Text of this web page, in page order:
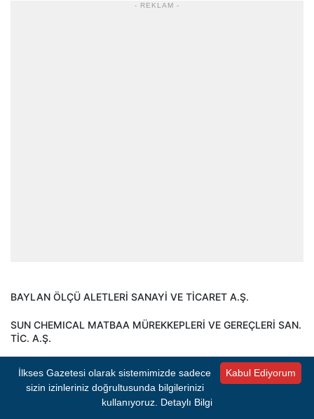
- REKLAM -
BAYLAN ÖLÇÜ ALETLERİ SANAYİ VE TİCARET A.Ş.
SUN CHEMICAL MATBAA MÜREKKEPLERİ VE GEREÇLERİ SAN.
TİC. A.Ş.
ALLIANCE ONE TÜTÜN A.Ş.
NİMEKS ORGANİK TARIM ÜRÜNLERİ SANAYİ VE TİCARET LTD.
Kabul Ediyorum
İlkses Gazetesi olarak sistemimizde sadece
sizin izinleriniz doğrultusunda bilgilerinizi
kullanıyoruz. Detaylı Bilgi